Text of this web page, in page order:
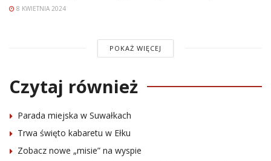
8 KWIETNIA 2024
POKAŻ WIĘCEJ
Czytaj również
Parada miejska w Suwałkach
Trwa święto kabaretu w Ełku
Zobacz nowe „misie” na wyspie